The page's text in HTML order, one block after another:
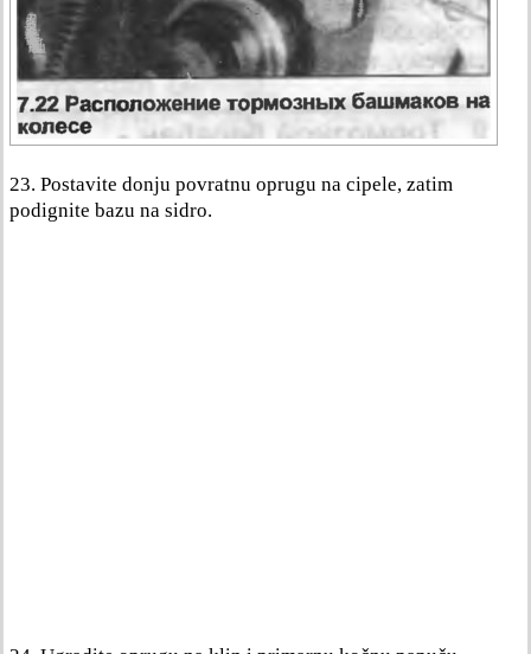
23. Postavite donju povratnu oprugu na cipele, zatim
podignite bazu na sidro.